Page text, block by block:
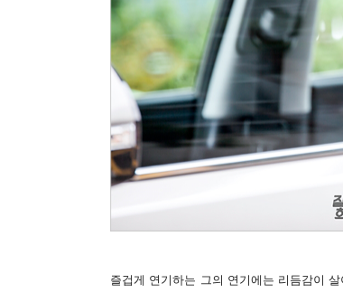
즐겁게 연기하는 그의 연기에는 리듬감이